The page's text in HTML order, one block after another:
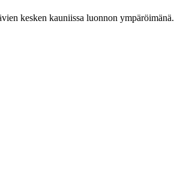
kesken kauniissa luonnon ympäröimänä.